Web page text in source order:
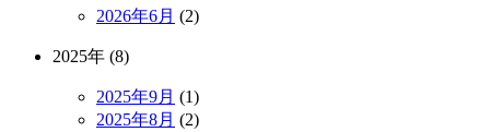
2026年6月 (2)
2025年 (8)
2025年9月 (1)
2025年8月 (2)